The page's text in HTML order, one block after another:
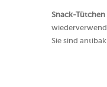
Snack-
Sie sind